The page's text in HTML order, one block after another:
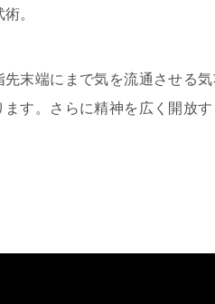
。
末端にまで気を流通させる
す。さらに精神を広く開放